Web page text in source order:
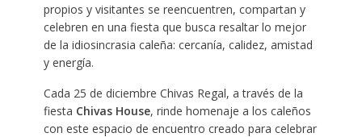
propios y visitantes se reencuentren, compartan y
celebren en una fiesta que busca resaltar lo mejor
de la idiosincrasia caleña: cercanía, calidez, amistad
y energía.
Cada 25 de diciembre Chivas Regal, a través de la
fiesta Chivas House, rinde homenaje a los caleños
con este espacio de encuentro creado para celebrar